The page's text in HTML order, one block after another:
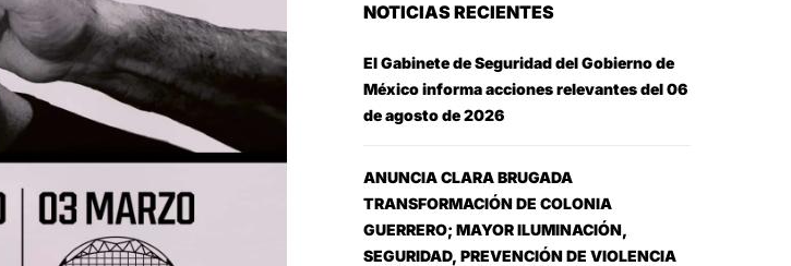
NOTICIAS RECIENTES
El Gabinete de Seguridad del Gobierno de
México informa acciones relevantes del 06
de agosto de 2026
ANUNCIA CLARA BRUGADA
TRANSFORMACIÓN DE COLONIA
GUERRERO; MAYOR ILUMINACIÓN,
SEGURIDAD, PREVENCIÓN DE VIOLENCIA